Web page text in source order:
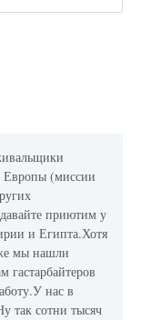
Европы (миссии
приютим у
и Египта.Хотя
мы нашли
нас в
так сотни тысяч